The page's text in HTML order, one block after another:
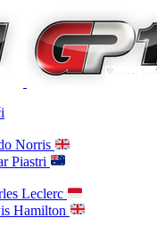
Norris
Piastri
Leclerc
Hamilton